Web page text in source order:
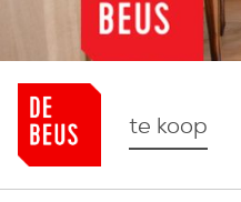
te koop